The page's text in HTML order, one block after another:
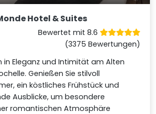
Hotel & Suites
Bewertet mit 8.6
(3375 Bewertungen)
in Eleganz und Intimität am Alten
Genießen Sie stilvoll
ein köstliches Frühstück und
Ausblicke, um besondere
romantischen Atmosphäre